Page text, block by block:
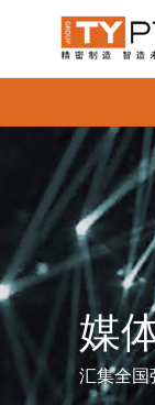
媒
汇集全国